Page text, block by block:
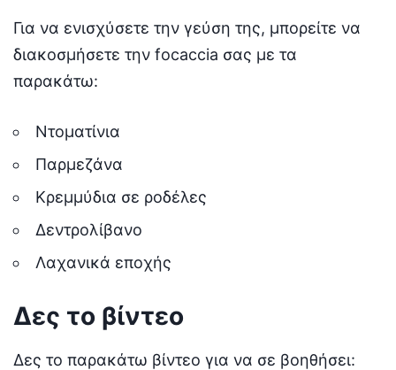
Για να ενισχύσετε την γεύση της, μπορείτε να
διακοσμήσετε την focaccia σας με τα
παρακάτω:
Ντοματίνια
Παρμεζάνα
Κρεμμύδια σε ροδέλες
Δεντρολίβανο
Λαχανικά εποχής
Δες το βίντεο
Δες το παρακάτω βίντεο για να σε βοηθήσει: